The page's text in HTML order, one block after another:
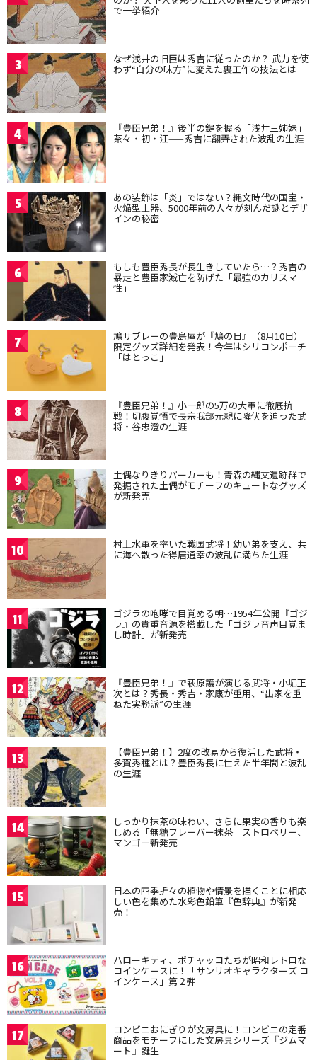
で一挙紹介
3 なぜ浅井の旧臣は秀吉に従ったのか？ 武力を使
わず“自分の味方”に変えた裏工作の技法とは
4 『豊臣兄弟！』後半の鍵を握る「浅井三姉妹」
茶々・初・江——秀吉に翻弄された波乱の生涯
5 あの装飾は「炎」ではない？縄文時代の国宝・
火焔型土器、5000年前の人々が刻んだ謎とデザ
インの秘密
6 もしも豊臣秀長が長生きしていたら…？秀吉の
暴走と豊臣家滅亡を防げた「最強のカリスマ
性」
7 鳩サブレーの豊島屋が『鳩の日』（8月10日）
限定グッズ詳細を発表！今年はシリコンポーチ
「はとっこ」
8 『豊臣兄弟！』小一郎の5万の大軍に徹底抗
戦！切腹覚悟で長宗我部元親に降伏を迫った武
将・谷忠澄の生涯
9 土偶なりきりパーカーも！青森の縄文遺跡群で
発掘された土偶がモチーフのキュートなグッズ
が新発売
10 村上水軍を率いた戦国武将！幼い弟を支え、共
に海へ散った得居通幸の波乱に満ちた生涯
11 ゴジラの咆哮で目覚める朝…1954年公開『ゴジ
ラ』の貴重音源を搭載した「ゴジラ音声目覚ま
し時計」が新発売
12 『豊臣兄弟！』で萩原護が演じる武将・小堀正
次とは？秀長・秀吉・家康が重用、“出家を重
ねた実務派”の生涯
13 【豊臣兄弟！】2度の改易から復活した武将・
多賀秀種とは？豊臣秀長に仕えた半年間と波乱
の生涯
14 しっかり抹茶の味わい、さらに果実の香りも楽
しめる「無糖フレーバー抹茶」ストロベリー、
マンゴー新発売
15 日本の四季折々の植物や情景を描くことに相応
しい色を集めた水彩色鉛筆『色辞典』が新発
売！
16 ハローキティ、ポチャッコたちが昭和レトロな
コインケースに！「サンリオキャラクターズ コ
インケース」第２弾
17 コンビニおにぎりが文房具に！コンビニの定番
商品をモチーフにした文房具シリーズ『ジムマ
ート』誕生